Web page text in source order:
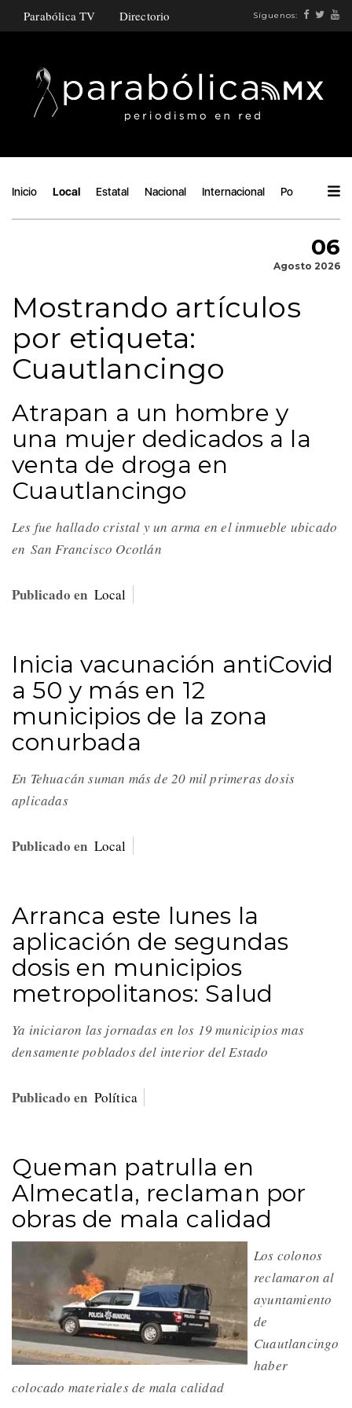
Parabólica TV Directorio Síguenos:
Inicio Local Estatal Nacional Internacional Política
06
Agosto 2026
Mostrando artículos
por etiqueta:
Cuautlancingo
Atrapan a un hombre y
una mujer dedicados a la
venta de droga en
Cuautlancingo
Les fue hallado cristal y un arma en el inmueble ubicado
en San Francisco Ocotlán
Publicado en Local
Inicia vacunación antiCovid
a 50 y más en 12
municipios de la zona
conurbada
En Tehuacán suman más de 20 mil primeras dosis
aplicadas
Publicado en Local
Arranca este lunes la
aplicación de segundas
dosis en municipios
metropolitanos: Salud
Ya iniciaron las jornadas en los 19 municipios mas
densamente poblados del interior del Estado
Publicado en Política
Queman patrulla en
Almecatla, reclaman por
obras de mala calidad
Los colonos
reclamaron al
ayuntamiento
de
Cuautlancingo
haber
colocado materiales de mala calidad